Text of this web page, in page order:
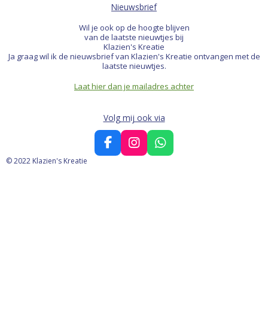
Nieuwsbrief
Wil je ook op de hoogte blijven
van de laatste nieuwtjes bij
Klazien's Kreatie
Ja graag wil ik de nieuwsbrief van Klazien's Kreatie ontvangen met de
laatste nieuwtjes.
Laat hier dan je mailadres achter
Volg mij ook via
F
a
I
n
W
h
© 2022 Klazien's Kreatie